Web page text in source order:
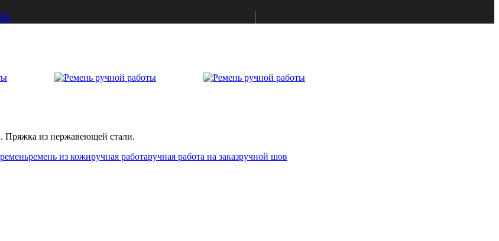
из нержавеющей стали.
ремень из кожиручная работаручная работа на заказручной шов